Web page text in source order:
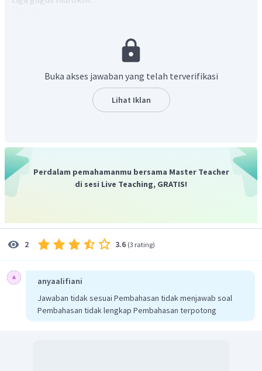
Struktur gliserol adalah sebagai berikut
Sehingga pernyataaan yang benar tentang gliserol adalah
komponen penyusun lemak.
Jadi, jawaban yang tepat adalah B.
Buka akses jawaban yang telah terverifikasi
Lihat Iklan
Perdalam pemahamanmu bersama Master Teacher
di sesi Live Teaching, GRATIS!
2 3.6 (3 rating)
anyaalifiani
Jawaban tidak sesuai Pembahasan tidak menjawab soal
Pembahasan tidak lengkap Pembahasan terpotong